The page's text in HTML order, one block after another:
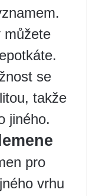
můžete
se
takže
jiného.
pro
vrhu